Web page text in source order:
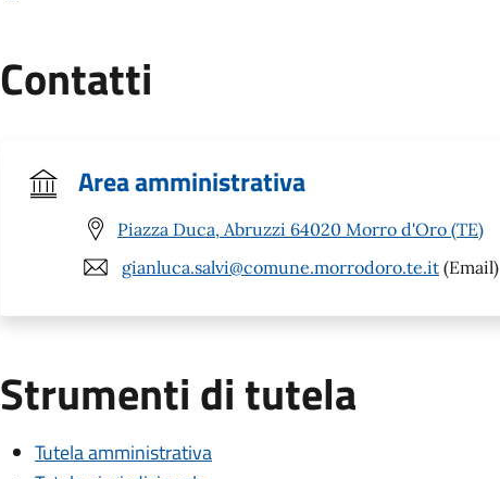
Contatti
Area amministrativa
Piazza Duca, Abruzzi 64020 Morro d'Oro (TE)
gianluca.salvi@comune.morrodoro.te.it (Email)
Strumenti di tutela
Tutela amministrativa